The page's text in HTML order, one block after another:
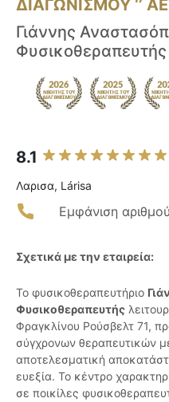
ΔΙΑΓΩΝΙΣΜΟΥ ‘’
Γιάννης
Φυσικοθεραπευτής
8.1
Λαρισα, Lárisa
Εμφάνιση
Σχετικά με την εταιρεία:
Το φυσικοθεραπευτήριο
Φυσικοθεραπευτής
Φραγκλίνου Ρούσβελτ 71,
σύγχρονων θεραπευτικών
αποτελεσματική
ευεξία. Το κέντρο
σε ποικίλες